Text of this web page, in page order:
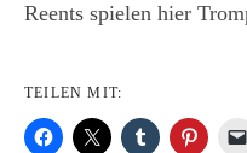
Reents spielen hier
TEILEN MIT: